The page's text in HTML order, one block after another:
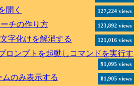
開く 127,224 views
チの作り方 123,892 views
字化けを解消する 121,016 views
ロンプトを起動しコマンドを実行す
91,095 views
のみ表示する 81,905 views